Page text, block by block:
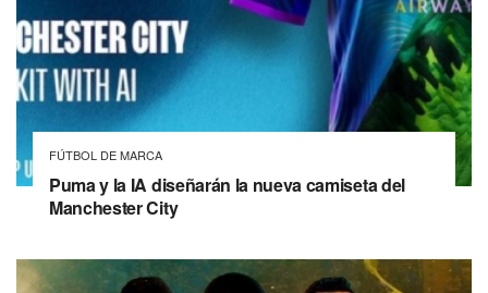
FÚTBOL DE MARCA
Puma y la IA diseñarán la nueva camiseta del
Manchester City